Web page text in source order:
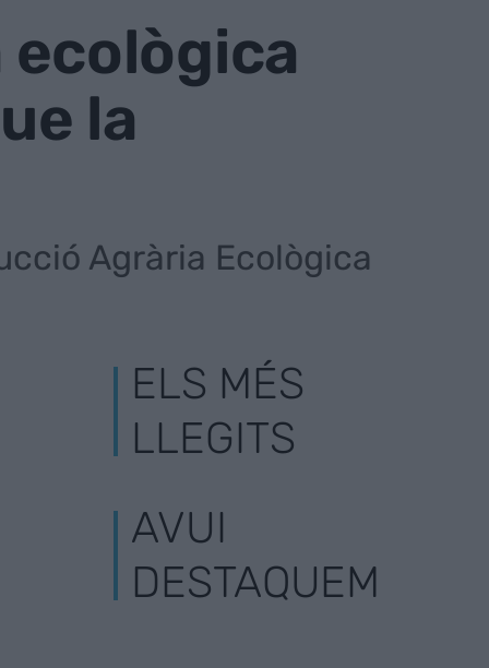
la
Agrària Ecològica
ELS MÉS
LLEGITS
AVUI
DESTAQUEM